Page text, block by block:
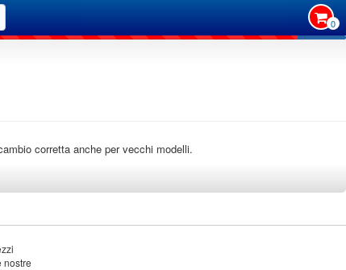
0
corretta anche per vecchi modelli.
nostre